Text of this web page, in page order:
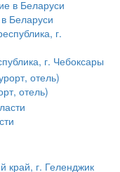
Беларуси
г. Чебоксары
отель)